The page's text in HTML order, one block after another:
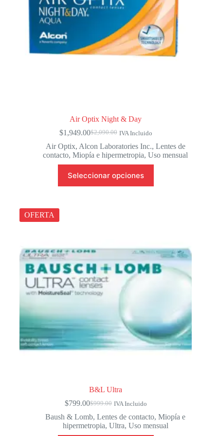
página
de
producto
Air Optix Night & Day
$2,090.00
El
precio
original
era:
$2,090.00.
$1,949.00El
precio
actual
es:
$1,949.00.
IVA Incluido
Air Optix, Alcon Laboratories Inc., Lentes de
contacto,Miopía e hipermetropia,Uso mensual
Seleccionar opciones
producto
tiene
elegir
la
página
de
producto
OFERTA
B&L Ultra
$999.00
El
precio
original
era:
$799.00El
precio
actual
es:
IVA Incluido
Baush & Lomb,Lentes de contacto,Miopía e
hipermetropia, Ultra, Uso mensual